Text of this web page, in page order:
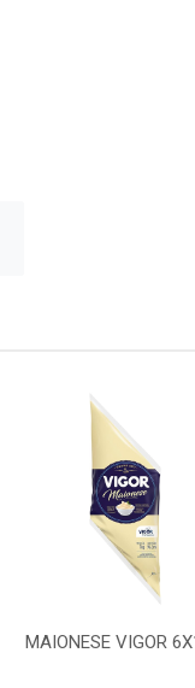
MAIONESE VIGOR